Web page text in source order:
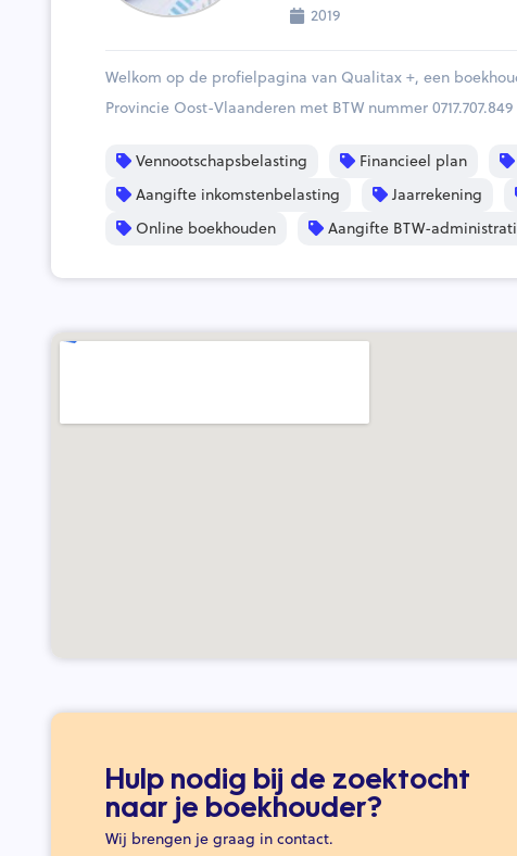
2019
Welkom op de profielpagina van Qualitax +, een
Provincie Oost-Vlaanderen met BTW nummer 0717.707.849
Vennootschapsbelasting Financieel plan
Aangifte inkomstenbelasting
Jaarrekening
Online boekhouden
Aangifte BTW-
Hulp nodig bij de zoektocht
naar je boekhouder?
Wij brengen je graag in contact.